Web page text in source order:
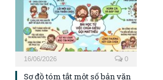
16/06/2026 0
Sơ đồ tóm tắt một số bản văn